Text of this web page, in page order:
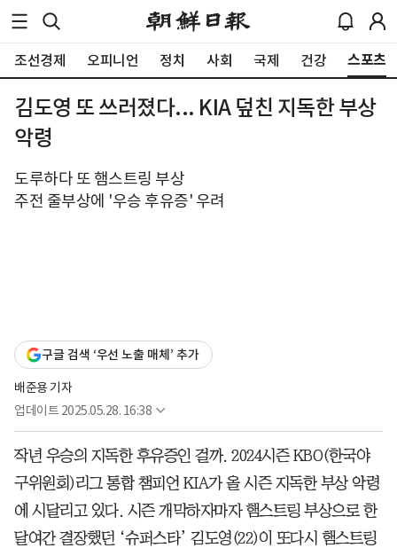
조선경제 오피니언 정치 사회 국제 건강 스포츠
김도영 또 쓰러졌다... KIA 덮친 지독한 부상
악령
도루하다 또 햄스트링 부상
주전 줄부상에 '우승 후유증' 우려
구글 검색 ‘우선 노출 매체’ 추가
배준용 기자
업데이트 2025.05.28. 16:38
작년 우승의 지독한 후유증인 걸까. 2024시즌 KBO(한국야
구위원회)리그 통합 챔피언 KIA가 올 시즌 지독한 부상 악령
에 시달리고 있다. 시즌 개막하자마자 햄스트링 부상으로 한
달여간 결장했던 ‘슈퍼스타’ 김도영(22)이 또다시 햄스트링